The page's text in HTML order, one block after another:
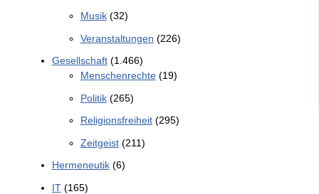
Musik(32)
Veranstaltungen (226)
Gesellschaft(1.466)
Menschenrechte(19)
Politik(265)
Religionsfreiheit(295)
Zeitgeist(211)
Hermeneutik(6)
IT(165)